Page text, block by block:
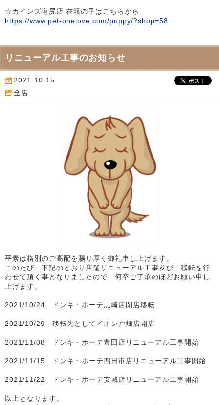
☆カインズ塩尻店 在籍の子はこちらから
https://www.pet-onelove.com/puppy/?shop=58
リニューアル工事のお知らせ
2021-10-15
全店
平素は格別のご高配を賜り厚く御礼申し上げます。
このたび、下記のとおり店舗リニューアル工事及び、移転を行
わせて頂く事となりましたので、何卒ご了承のほどお願い申し
上げます。
2021/10/24 ドンキ・ホーテ黒崎店閉店移転
2021/10/29 移転先としてイオン戸畑店開店
2021/11/08 ドンキ・ホーテ豊田店リニューアル工事開始
2021/11/15 ドンキ・ホーテ四日市店リニューアル工事開始
2021/11/22 ドンキ・ホーテ安城店リニューアル工事開始
以上となります。